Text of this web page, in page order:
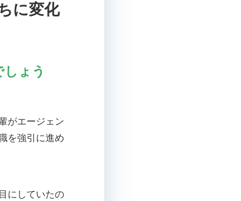
に変化
ょう
がエージェン
を強引に進め
にしていたの